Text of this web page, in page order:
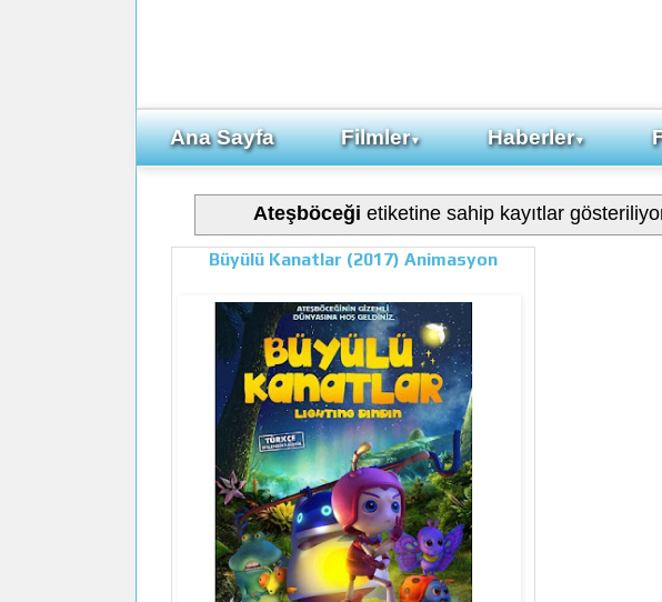
Ana Sayfa Filmler▼ Haberler▼
Ateşböceği etiketine sahip kayıtlar
Büyülü Kanatlar (2017) Animasyon